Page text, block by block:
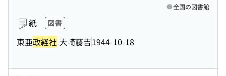
紙 図書
東亜政経社 大崎藤吉1944-10-18
全国の図書館